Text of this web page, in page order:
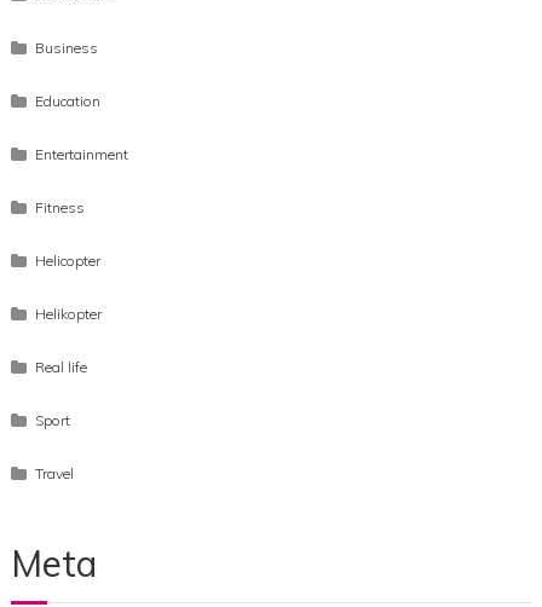
Allgemein
Architecture
Business
Education
Entertainment
Fitness
Helicopter
Helikopter
Real life
Travel